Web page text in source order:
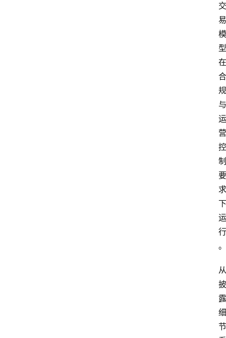
交
易
模
型
在
合
规
与
运
营
控
制
要
求
下
运
行
。
从
披
露
细
节